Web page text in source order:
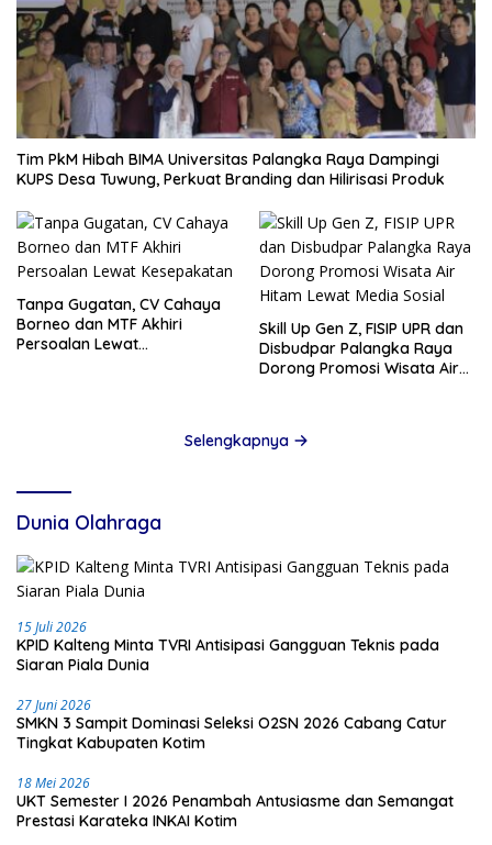
Tim PkM Hibah BIMA Universitas Palangka Raya Dampingi
KUPS Desa Tuwung, Perkuat Branding dan Hilirisasi Produk
Tanpa Gugatan, CV Cahaya
Borneo dan MTF Akhiri
Persoalan Lewat
Skill Up Gen Z, FISIP UPR dan
Disbudpar Palangka Raya
Dorong Promosi Wisata Air
Selengkapnya
Dunia Olahraga
15 Juli 2026
KPID Kalteng Minta TVRI Antisipasi Gangguan Teknis pada
Siaran Piala Dunia
27 Juni 2026
SMKN 3 Sampit Dominasi Seleksi O2SN 2026 Cabang Catur
Tingkat Kabupaten Kotim
18 Mei 2026
UKT Semester I 2026 Penambah Antusiasme dan Semangat
Prestasi Karateka INKAI Kotim